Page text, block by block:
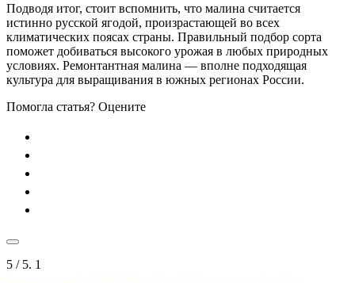
Подводя итог, стоит вспомнить, что малина считается
истинно русской ягодой, произрастающей во всех
климатических поясах страны. Правильный подбор сорта
поможет добиваться высокого урожая в любых природных
условиях. Ремонтантная малина — вполне подходящая
культура для выращивания в южных регионах России.
Помогла статья? Оцените
5 / 5. 1